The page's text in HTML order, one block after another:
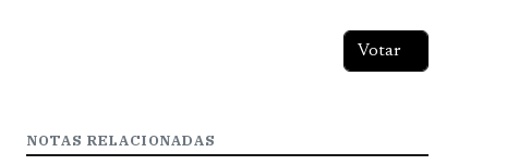
NOTAS RELACIONADAS